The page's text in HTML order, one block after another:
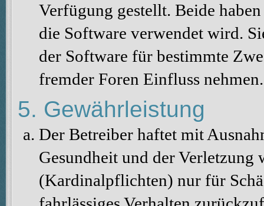
Verfügung gestellt. Beide
die Software verwendet wird.
der Software für bestimmte
fremder Foren Einfluss nehmen.
5. Gewährleistung
Der Betreiber haftet mit
Gesundheit und der
(Kardinalpflichten) nur für